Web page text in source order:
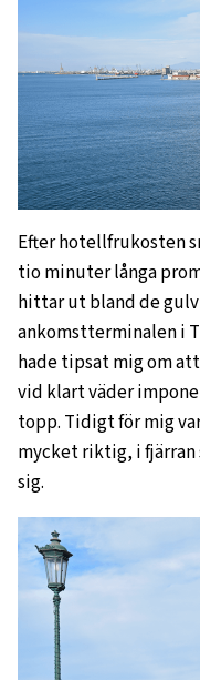
Efter hotellfrukosten
tio minuter långa
hittar ut bland de
ankomstterminalen i
hade tipsat mig om
vid klart väder
topp. Tidigt för mig
mycket riktig, i fjärran
sig.